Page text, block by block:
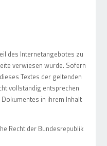
des Internetangebotes zu
verwiesen wurde. Sofern
Textes der geltenden
vollständig entsprechen
in ihrem Inhalt
Recht der Bundesrepublik